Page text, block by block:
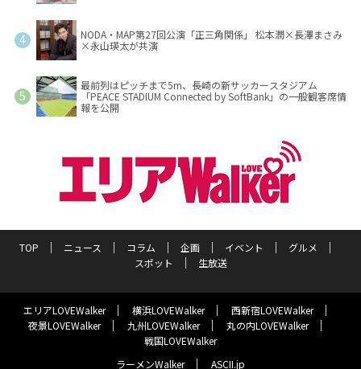
NODA・MAP第27回公演「正三角関係」 松本潤×長澤まさみ
×永山瑛太が共演
最前列はピッチまで5m、長崎の新サッカースタジアム
「PEACE STADIUM Connected by SoftBank」の一般観客席情
報を公開
TOP ニュース コラム 企画 イベント
グルメ
スポット
生放送
エリアLOVEWalker 横浜LOVEWalker
西新宿LOVEWalker
夜景LOVEWalker
九州LOVEWalker
丸の内LOVEWalker
戦国LOVEWalker
ラーメンWalker
ASCII.jp